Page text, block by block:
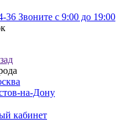
36 Звоните с 9:00 до 19:00
на-Дону
кабинет